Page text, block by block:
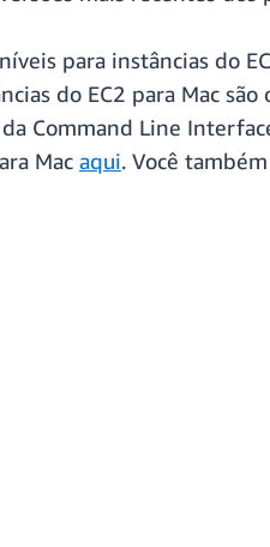
para instâncias do
do EC2 para Mac
Command Line
Mac aqui. Você